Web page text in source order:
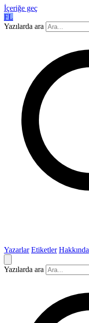
İçeriğe geç
FL
Yazılarda ara
Yazarlar Etiketler Hakkında
Yazılarda ara